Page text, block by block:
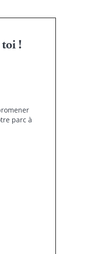
toi !
parc à